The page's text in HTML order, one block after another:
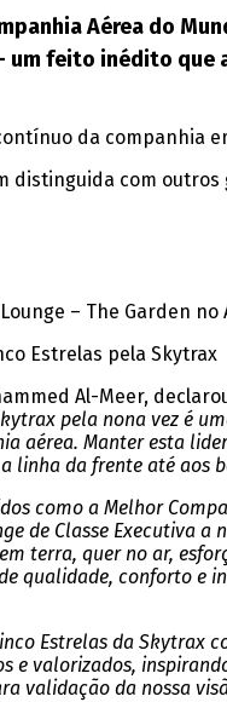
Aérea do
feito inédito que
da companhia
distinguida com
– The Garden
Estrelas pela Skytrax
Al-Meer,
pela nona vez é
aérea. Manter esta
linha da frente até aos
como a Melhor
de Classe Executiva
terra, quer no ar,
qualidade, conforto e
Estrelas da
e valorizados,
validação da nossa